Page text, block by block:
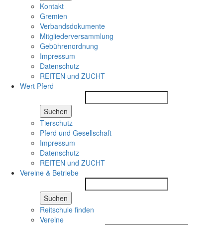
Kontakt
Gremien
Verbandsdokumente
Mitgliederversammlung
Gebührenordnung
Impressum
Datenschutz
REITEN und ZUCHT
Wert Pferd
Suchen
Tierschutz
Pferd und Gesellschaft
Impressum
Datenschutz
REITEN und ZUCHT
Vereine & Betriebe
Suchen
Reitschule finden
Vereine